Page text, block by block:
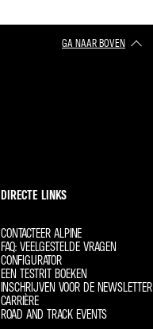
GA NAAR BOVEN
DIRECTE LINKS
CONTACTEER ALPINE
FAQ: VEELGESTELDE VRAGEN
CONFIGURATOR
EEN TESTRIT BOEKEN
INSCHRIJVEN VOOR DE NEWSLETTER
CARRIÈRE
ROAD AND TRACK EVENTS